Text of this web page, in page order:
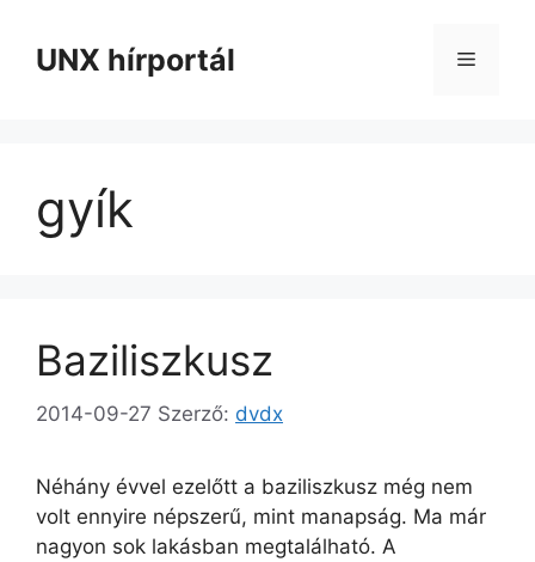
tartalomba
UNX hírportál Menü
gyík
Baziliszkusz
2014-09-27 Szerző: dvdx
Néhány évvel ezelőtt a baziliszkusz még nem
volt ennyire népszerű, mint manapság. Ma már
nagyon sok lakásban megtalálható. A